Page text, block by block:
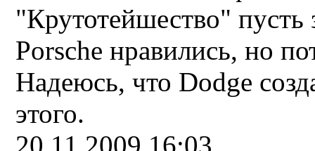
"Крутотейшество"
Porsche нравились, но
Надеюсь, что Dodge
этого.
20.11.2009 16:03